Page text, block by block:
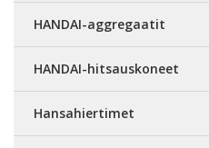
HANDAI-aggregaatit
HANDAI-hitsauskoneet
Hansahiertimet